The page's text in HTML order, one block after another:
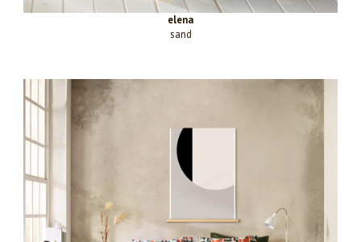
elena
sand